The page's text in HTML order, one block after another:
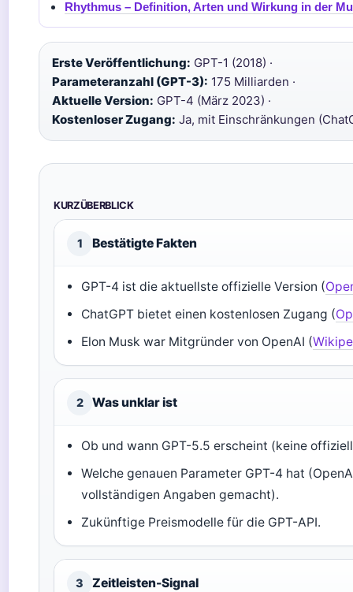
Rhythmus – Definition, Arten und Wirkung in der
Erste Veröffentlichung: GPT-1 (2018) ·
Parameteranzahl (GPT-3): 175 Milliarden ·
Aktuelle Version: GPT-4 (März 2023) ·
Kostenloser Zugang: Ja, mit Einschränkungen
KURZÜBERBLICK
1 Bestätigte Fakten
GPT-4 ist die aktuellste offizielle Version (
ChatGPT bietet einen kostenlosen Zugang (
Elon Musk war Mitgründer von OpenAI (
2 Was unklar ist
Ob und wann GPT-5.5 erscheint (keine
Welche genauen Parameter GPT-4 hat
vollständigen Angaben gemacht).
Zukünftige Preismodelle für die GPT-API.
3 Zeitleisten-Signal